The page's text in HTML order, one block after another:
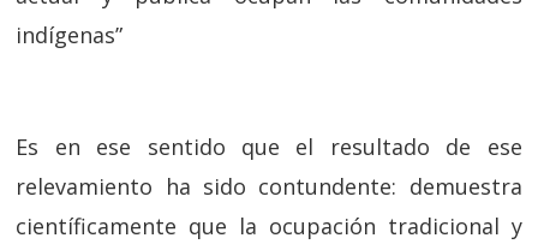
indígenas”
Es en ese sentido que el resultado de ese
relevamiento ha sido contundente: demuestra
científicamente que la ocupación tradicional y